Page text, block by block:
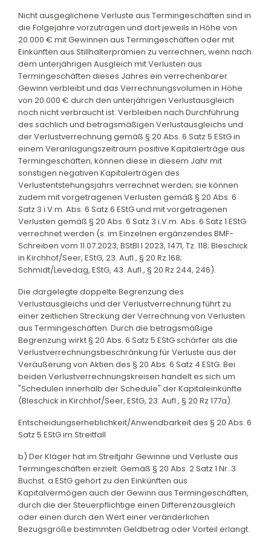
Nicht ausgeglichene Verluste aus Termingeschäften sind in
die Folgejahre vorzutragen und dort jeweils in Höhe von
20.000 € mit Gewinnen aus Termingeschäften oder mit
Einkünften aus Stillhalterprämien zu verrechnen, wenn nach
dem unterjährigen Ausgleich mit Verlusten aus
Termingeschäften dieses Jahres ein verrechenbarer
Gewinn verbleibt und das Verrechnungsvolumen in Höhe
von 20.000 € durch den unterjährigen Verlustausgleich
noch nicht verbraucht ist. Verbleiben nach Durchführung
des sachlich und betragsmäßigen Verlustausgleichs und
der Verlustverrechnung gemäß § 20 Abs. 6 Satz 5 EStG in
einem Veranlagungszeitraum positive Kapitalerträge aus
Termingeschäften, können diese in diesem Jahr mit
sonstigen negativen Kapitalerträgen des
Verlustentstehungsjahrs verrechnet werden; sie können
zudem mit vorgetragenen Verlusten gemäß § 20 Abs. 6
Satz 3 i.V.m. Abs. 6 Satz 6 EStG und mit vorgetragenen
Verlusten gemäß § 20 Abs. 6 Satz 3 i.V.m. Abs. 6 Satz 1 EStG
verrechnet werden (s. im Einzelnen ergänzendes BMF-
Schreiben vom 11.07.2023, BStBl I 2023, 1471, Tz. 118; Bleschick
in Kirchhof/Seer, EStG, 23. Aufl., § 20 Rz 168;
Schmidt/Levedag, EStG, 43. Aufl., § 20 Rz 244, 246).
Die dargelegte doppelte Begrenzung des
Verlustausgleichs und der Verlustverrechnung führt zu
einer zeitlichen Streckung der Verrechnung von Verlusten
aus Termingeschäften. Durch die betragsmäßige
Begrenzung wirkt § 20 Abs. 6 Satz 5 EStG schärfer als die
Verlustverrechnungsbeschränkung für Verluste aus der
Veräußerung von Aktien des § 20 Abs. 6 Satz 4 EStG. Bei
beiden Verlustverrechnungskreisen handelt es sich um
"Schedulen innerhalb der Schedule" der Kapitaleinkünfte
(Bleschick in Kirchhof/Seer, EStG, 23. Aufl., § 20 Rz 177a).
Entscheidungserheblichkeit/Anwendbarkeit des § 20 Abs. 6
Satz 5 EStG im Streitfall
b) Der Kläger hat im Streitjahr Gewinne und Verluste aus
Termingeschäften erzielt. Gemäß § 20 Abs. 2 Satz 1 Nr. 3
Buchst. a EStG gehört zu den Einkünften aus
Kapitalvermögen auch der Gewinn aus Termingeschäften,
durch die der Steuerpflichtige einen Differenzausgleich
oder einen durch den Wert einer veränderlichen
Bezugsgröße bestimmten Geldbetrag oder Vorteil erlangt.